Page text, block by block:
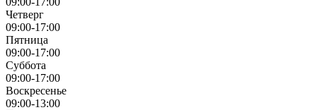
Четверг
09:00-17:00
Пятница
09:00-17:00
Суббота
09:00-17:00
Воскресенье
09:00-13:00